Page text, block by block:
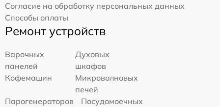
Согласие на обработку персональных данных
Способы оплаты
Ремонт устройств
Варочных
панелей
Духовых
шкафов
Кофемашин
Микроволновых
печей
Парогенераторов
Посудомоечных